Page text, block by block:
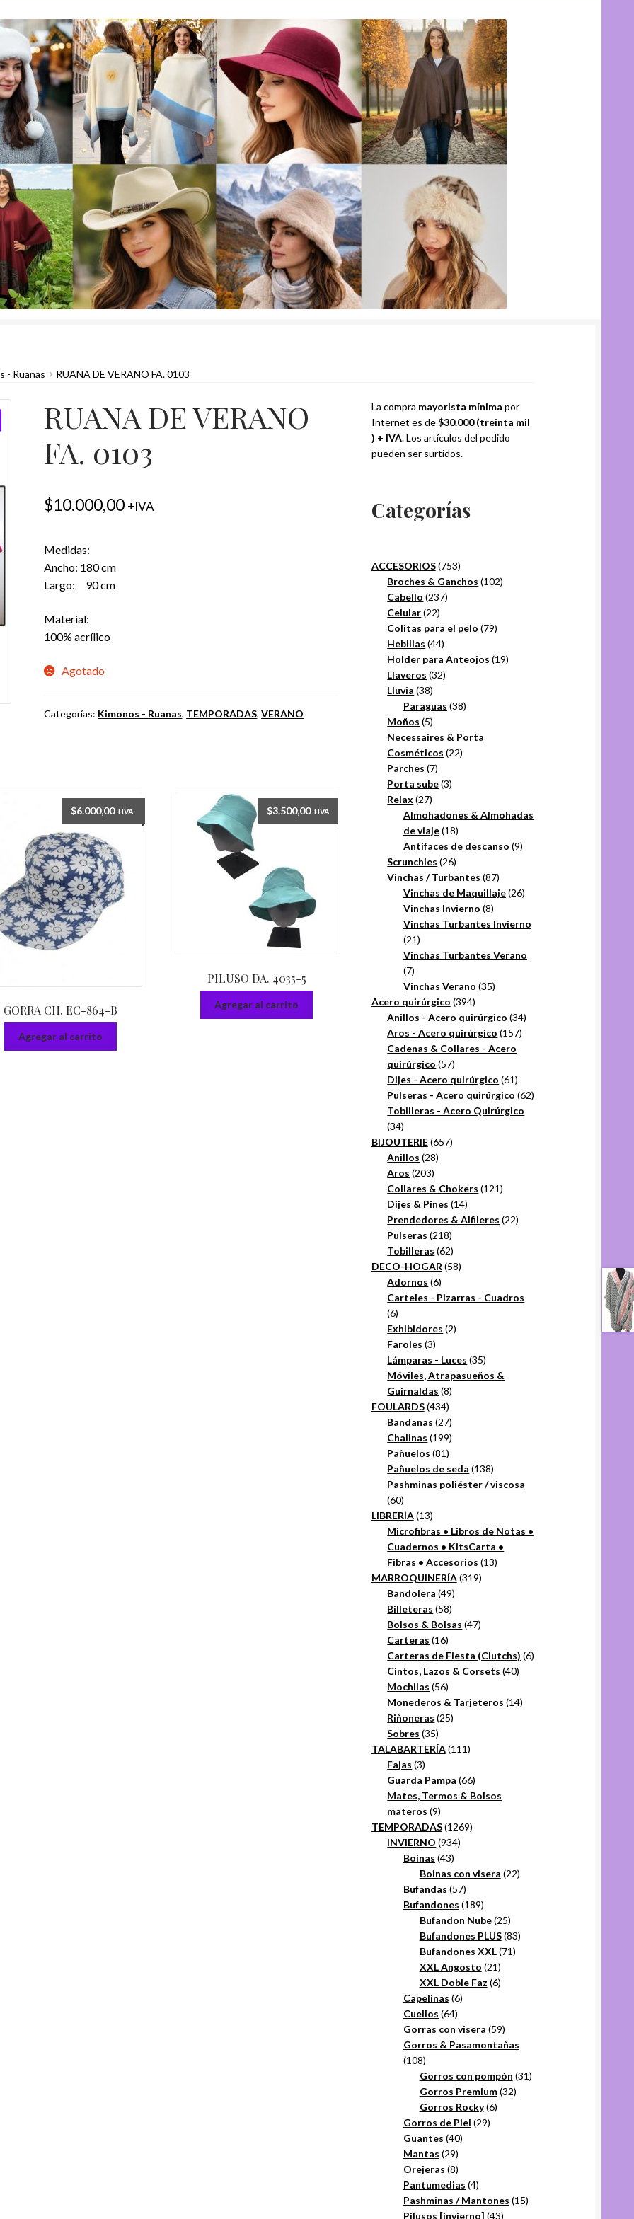
- Ruanas RUANA DE VERANO FA. 0103
RUANA DE VERANO
FA. 0103
$10.000,00 +IVA
Medidas:
Ancho: 180 cm
Largo: 90 cm
Material:
100% acrílico
Agotado
Categorías: Kimonos - Ruanas, TEMPORADAS,VERANO
GORRA CH. EC-864-B
$6.000,00 +IVA
Agregar al carrito
PILUSO DA. 4035-5
$3.500,00 +IVA
Agregar al carrito
La compra mayorista mínima por
Internet es de$30.000 (treinta mil
) + IVA. Los artículos del pedido
pueden ser surtidos.
Categorías
ACCESORIOS 753753
productos
Broches & Ganchos 102102
Cabello 237237
Celular 2222
productos
Colitas para el pelo 7979
Hebillas 4444
productos
Holder para Anteojos 1919
Llaveros 3232
Lluvia 3838
productos
Paraguas 3838
Moños 55
productos
Necessaires & Porta
Cosméticos 2222
Parches 77
productos
Porta sube 33
Relax 2727
productos
Almohadones & Almohadas
de viaje 1818
productos
Antifaces de descanso 99
Scrunchies 2626
productos
Vinchas / Turbantes 8787
productos
Vinchas de Maquillaje 2626
Vinchas Invierno 88
productos
Vinchas Turbantes Invierno
2121
productos
Vinchas Turbantes Verano
77
productos
Vinchas Verano 3535
Acero quirúrgico 394394
productos
Anillos - Acero quirúrgico 3434
Aros - Acero quirúrgico 157157
Cadenas & Collares - Acero
quirúrgico 5757
productos
Dijes - Acero quirúrgico 6161
productos
Pulseras - Acero quirúrgico 6262
Tobilleras - Acero Quirúrgico
3434
productos
BIJOUTERIE 657657
Anillos 2828
Aros 203203
productos
Collares & Chokers 121121
Dijes & Pines 1414
productos
Prendedores & Alfileres 2222
Pulseras 218218
productos
Tobilleras 6262
productos
DECO-HOGAR 5858
Adornos 66
productos
Carteles - Pizarras - Cuadros
66
productos
Exhibidores 22
Faroles 33
productos
Lámparas - Luces 3535
productos
Móviles, Atrapasueños &
Guirnaldas 88
FOULARDS 434434
productos
Bandanas 2727
productos
Chalinas 199199
Pañuelos 8181
productos
Pañuelos de seda 138138
productos
Pashminas poliéster / viscosa
6060
productos
LIBRERÍA 1313
productos
Microfibras • Libros de Notas •
Cuadernos • KitsCarta •
Fibras • Accesorios 1313
MARROQUINERÍA 319319
Bandolera 4949
Billeteras 5858
productos
Bolsos & Bolsas 4747
Carteras 1616
productos
Carteras de Fiesta (Clutchs) 66
Cintos, Lazos & Corsets 4040
Mochilas 5656
productos
Monederos & Tarjeteros 1414
Riñoneras 2525
Sobres 3535
productos
TALABARTERÍA 111111
Fajas 33
productos
Guarda Pampa 6666
productos
Mates, Termos & Bolsos
materos 99
productos
TEMPORADAS 12691269
INVIERNO 934934
Boinas 4343
productos
Boinas con visera 2222
Bufandas 5757
productos
Bufandones 189189
productos
Bufandon Nube 2525
productos
Bufandones PLUS 8383
Bufandones XXL 7171
XXL Angosto 2121
productos
XXL Doble Faz 66
Capelinas 66
Cuellos 6464
productos
Gorras con visera 5959
productos
Gorros & Pasamontañas
108108
productos
Gorros con pompón 3131
Gorros Premium 3232
Gorros Rocky 66
Gorros de Piel 2929
Guantes 4040
Mantas 2929
productos
Orejeras 88
productos
Pantumedias 44
productos
Pashminas / Mantones 1515
Pilusos [invierno] 4343